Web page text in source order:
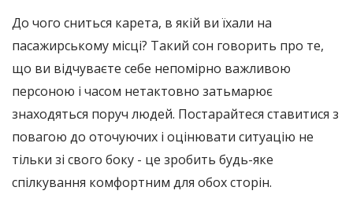
До чого сниться карета, в якій ви їхали на
пасажирському місці? Такий сон говорить про те,
що ви відчуваєте себе непомірно важливою
персоною і часом нетактовно затьмарює
знаходяться поруч людей. Постарайтеся ставитися з
повагою до оточуючих і оцінювати ситуацію не
тільки зі свого боку - це зробить будь-яке
спілкування комфортним для обох сторін.